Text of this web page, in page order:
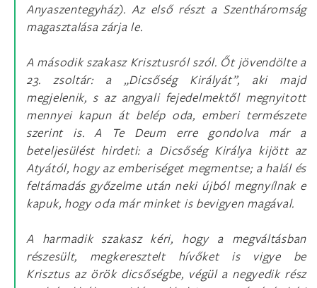
Anyaszentegyház). Az első részt a Szentháromság
magasztalása zárja le.
A második szakasz Krisztusról szól. Őt jövendölte a
23. zsoltár: a „Dicsőség Királyát”, aki majd
megjelenik, s az angyali fejedelmektől megnyitott
mennyei kapun át belép oda, emberi természete
szerint is. A Te Deum erre gondolva már a
beteljesülést hirdeti: a Dicsőség Királya kijött az
Atyától, hogy az emberiséget megmentse; a halál és
feltámadás győzelme után neki újból megnyílnak e
kapuk, hogy oda már minket is bevigyen magával.
A harmadik szakasz kéri, hogy a megváltásban
részesült, megkeresztelt hívőket is vigye be
Krisztus az örök dicsőségbe, végül a negyedik rész